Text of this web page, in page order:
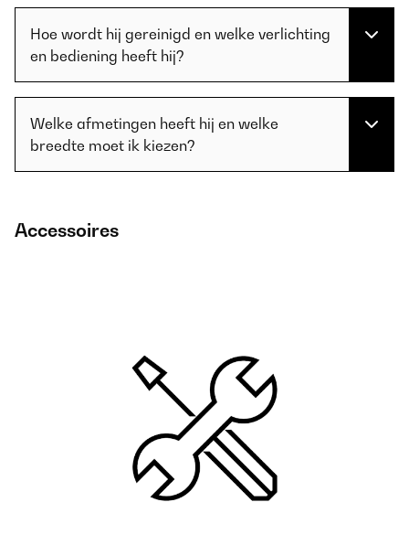
Hoe wordt hij gereinigd en welke verlichting
en bediening heeft hij?
Welke afmetingen heeft hij en welke
breedte moet ik kiezen?
Accessoires